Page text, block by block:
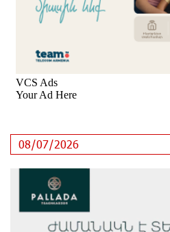
Երևանում երթուղիների
Օգոստոսի 7-ին՝
Կաթողիկոսի դատական
ՆԳՆ-ն՝ աղբակույտի
մահվան մասին
«Համահայկական